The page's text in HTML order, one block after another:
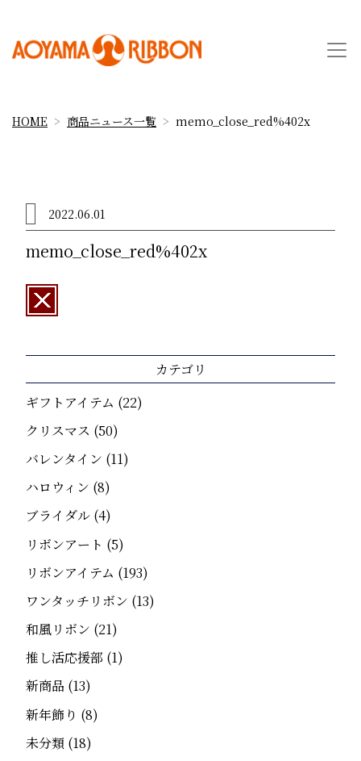
HOME 商品ニュース一覧 memo_close_red%402x
2022.06.01
memo_close_red%402x
カテゴリ
ギフトアイテム (22)
クリスマス (50)
バレンタイン (11)
ハロウィン (8)
ブライダル (4)
リボンアート (5)
リボンアイテム (193)
ワンタッチリボン (13)
和風リボン (21)
推し活応援部 (1)
新商品 (13)
新年飾り (8)
未分類 (18)